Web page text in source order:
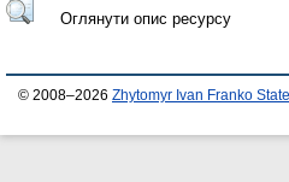
Оглянути опис ресурсу
© 2008–2026 Zhytomyr Ivan Franko